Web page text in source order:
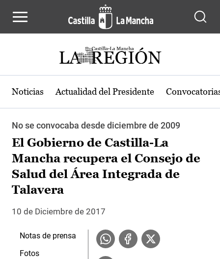
Noticias Actualidad del Presidente
No se convocaba desde diciembre de 2009
El Gobierno de Castilla-La
Mancha recupera el Consejo de
Salud del Área Integrada de
Talavera
10 de Diciembre de 2017
Notas de prensa
Fotos